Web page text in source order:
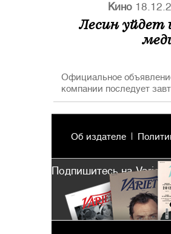
Кино
Лесин уйдет
Официальное
компании последует
Об издателе
Подпишитесь на Variety